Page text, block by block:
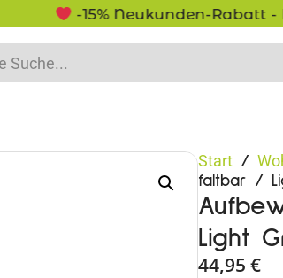
-15% Neukunden-Rabatt -
Start /
faltbar /
Light
44,95 €